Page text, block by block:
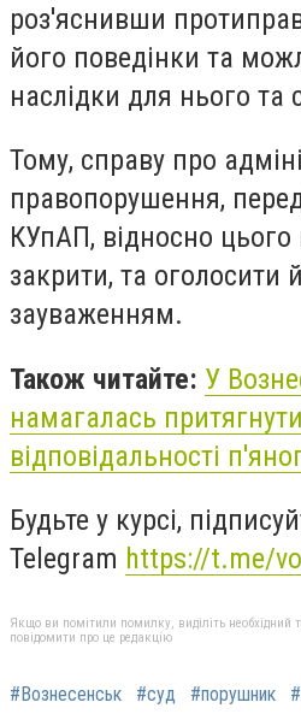
роз'яснивши
його поведінки та
наслідки для нього та
Тому, справу про
правопорушення,
КУпАП, відносно
закрити, та оголосити
зауваженням.
Також читайте: У
намагалась
відповідальності
Будьте у курсі,
Telegram https://t.me/
Якщо ви помітили помилку, виділіть необхідний
повідомити про це редакцію
#Вознесенськ #суд #порушник